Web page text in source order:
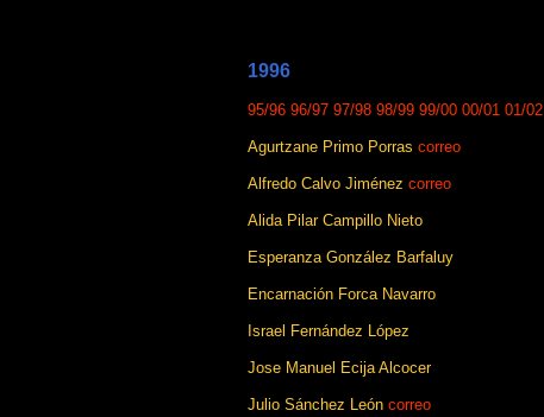
1996
95/96 96/97 97/98 98/99 99/00 00/01 01/02
Agurtzane Primo Porras correo
Alfredo Calvo Jiménez correo
Alida Pilar Campillo Nieto
Esperanza González Barfaluy
Encarnación Forca Navarro
Israel Fernández López
Jose Manuel Ecija Alcocer
Julio Sánchez León correo